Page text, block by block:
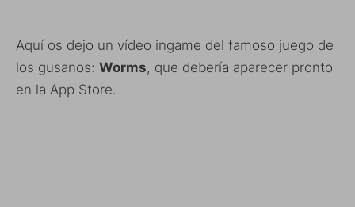
Aquí os dejo un vídeo ingame del famoso juego de
los gusanos: Worms, que debería aparecer pronto
en la App Store.